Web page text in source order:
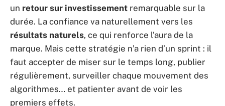
un retour sur investissement remarquable sur la
durée. La confiance va naturellement vers les
résultats naturels, ce qui renforce l’aura de la
marque. Mais cette stratégie n’a rien d’un sprint : il
faut accepter de miser sur le temps long, publier
régulièrement, surveiller chaque mouvement des
algorithmes… et patienter avant de voir les
premiers effets.